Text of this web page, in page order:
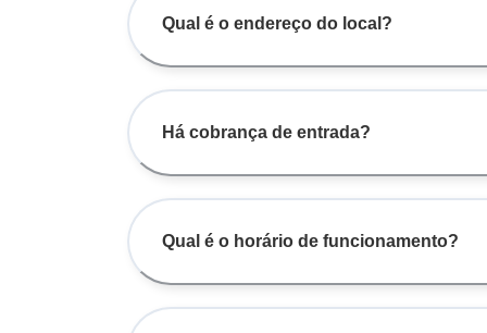
Qual é o endereço do local?
Há cobrança de entrada?
Qual é o horário de funcionamento?